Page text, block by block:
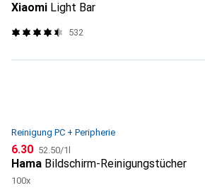
Xiaomi Light Bar
532
Reinigung PC + Peripherie
CHF
6.30 CHF
52.50/1l
Hama Bildschirm-Reinigungstücher
100x